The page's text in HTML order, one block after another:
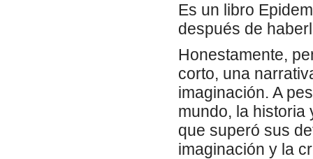
Es un libro
después de
Honestamente,
corto, una
imaginación. A
mundo, la historia
que superó sus
imaginación y la